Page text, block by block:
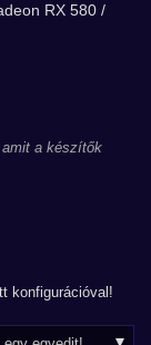
RX 580 /
a készítők
konfigurációval!